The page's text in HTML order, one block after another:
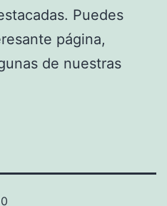
Puedes
página,
de nuestras